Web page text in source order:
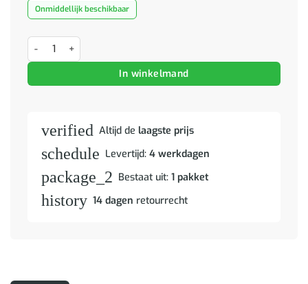
Onmiddellijk beschikbaar
Bijzettafel Bruin 43 x 32 x 46 cm Massief Gerecycled Hout aantal
In winkelmand
verified Altijd de laagste prijs
schedule Levertijd: 4 werkdagen
package_2 Bestaat uit: 1 pakket
history 14 dagen retourrecht